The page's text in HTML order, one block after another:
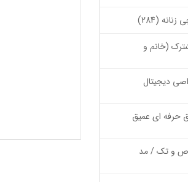
(284)
(خانم و
دیجیتال
حرفه ای عمیق
و تک / مد